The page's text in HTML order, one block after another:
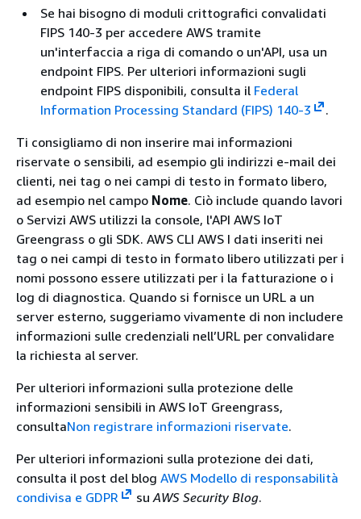
Se hai bisogno di moduli crittografici convalidati
FIPS 140-3 per accedere AWS tramite
un'interfaccia a riga di comando o un'API, usa un
endpoint FIPS. Per ulteriori informazioni sugli
endpoint FIPS disponibili, consulta il Federal
Information Processing Standard (FIPS) 140-3
.
Ti consigliamo di non inserire mai informazioni
riservate o sensibili, ad esempio gli indirizzi e-mail dei
clienti, nei tag o nei campi di testo in formato libero,
ad esempio nel campo Nome. Ciò include quando lavori
o Servizi AWS utilizzi la console, l'API AWS IoT
Greengrass o gli SDK. AWS CLI AWS I dati inseriti nei
tag o nei campi di testo in formato libero utilizzati per i
nomi possono essere utilizzati per i la fatturazione o i
log di diagnostica. Quando si fornisce un URL a un
server esterno, suggeriamo vivamente di non includere
informazioni sulle credenziali nell’URL per convalidare
la richiesta al server.
Per ulteriori informazioni sulla protezione delle
informazioni sensibili in AWS IoT Greengrass,
consultaNon registrare informazioni riservate.
Per ulteriori informazioni sulla protezione dei dati,
consulta il post del blog AWS Modello di responsabilità
condivisa e GDPR
suAWS Security Blog.